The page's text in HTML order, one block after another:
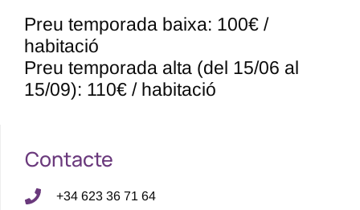
Preu temporada baixa: 100€ /
habitació
Preu temporada alta (del 15/06 al
15/09): 110€ / habitació
Contacte
+34 623 36 71 64